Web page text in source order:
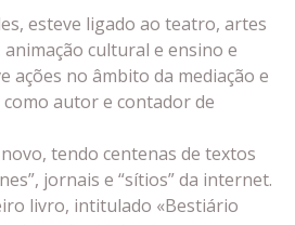
esteve ligado ao teatro, artes
cultural e ensino e
ações no âmbito da mediação e
autor e contador de
tendo centenas de textos
jornais e “sítios” da internet.
livro, intitulado «Bestiário